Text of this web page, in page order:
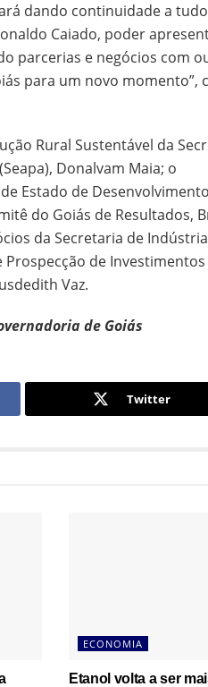
dando continuidade a
Caiado, poder
parcerias e negócios com
para um novo momento”,
Rural Sustentável da
Donalvam Maia; o
Estado de
do Goiás de Resultados,
da Secretaria de
de Investimentos
Vaz.​
de Goiás
Twitter
ECONOMIA
Etanol volta a ser